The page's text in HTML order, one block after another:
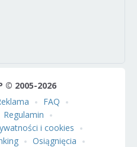
© 2005-2026
FAQ
Regulamin
i cookies
Osiągnięcia